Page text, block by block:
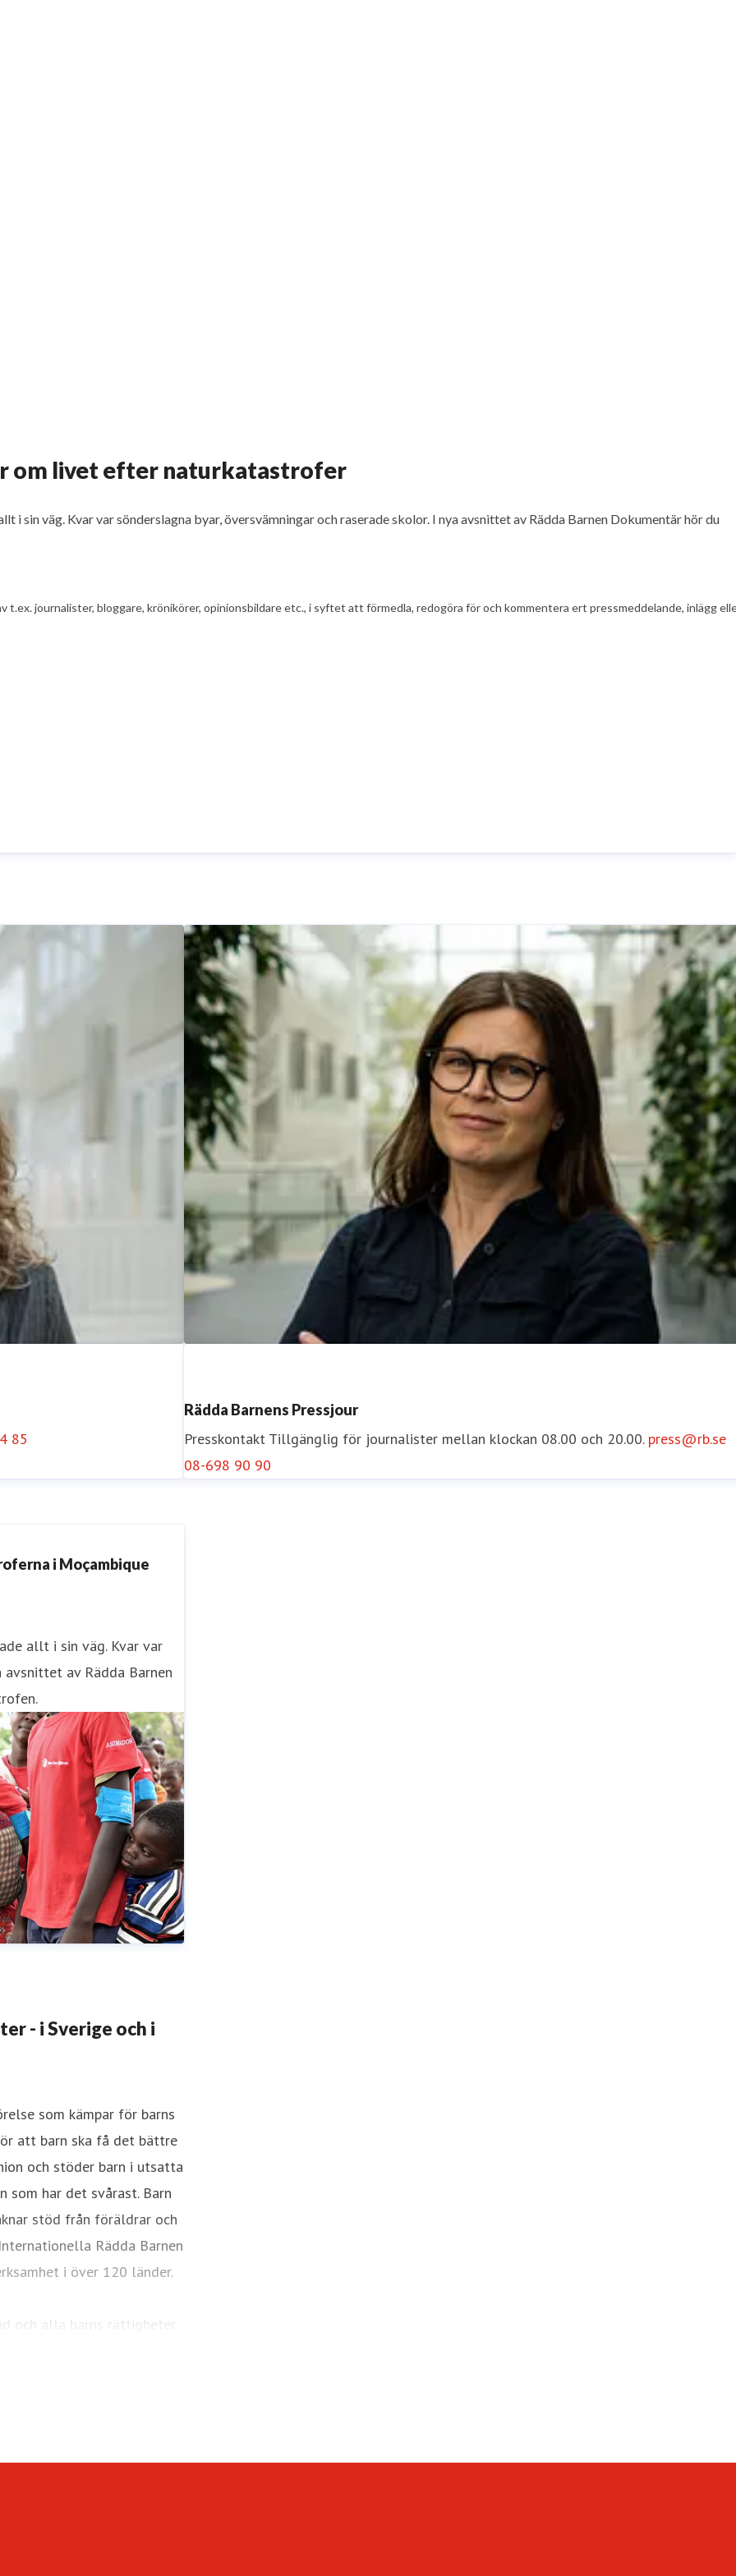
om livet efter naturkatastrofer
sin väg. Kvar var sönderslagna byar, översvämningar och raserade skolor. I nya avsnittet av Rädda Barnen Dokumentär hör du
t.ex. journalister, bloggare, krönikörer, opinionsbildare etc., i syftet att förmedla, redogöra för och kommentera ert pressmeddelande,
0723-57 67 56
85
Rädda Barnens Pressjour
Presskontakt Tillgänglig för journalister mellan klockan 08.00 och 20.00. press@rb.se
08-698 90 90
i Moçambique
allt i sin väg. Kvar var
avsnittet av Rädda Barnen
- i Sverige och i
som kämpar för barns
att barn ska få det bättre
och stöder barn i utsatta
som har det svårast. Barn
stöd från föräldrar och
Rädda Barnen
i över 120 länder.
och alla barns rättigheter